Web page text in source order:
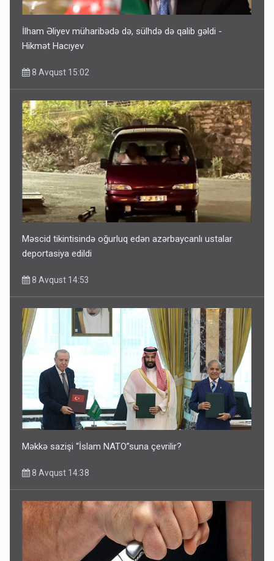
İlham Əliyev müharibədə də, sülhdə də qalib gəldi -
Hikmət Hacıyev
8 Avqust 15:02
Məscid tikintisində oğurluq edən azərbaycanlı ustalar
deportasiya edildi
8 Avqust 14:53
Məkkə sazişi “İslam NATO”suna çevrilir?
8 Avqust 14:38